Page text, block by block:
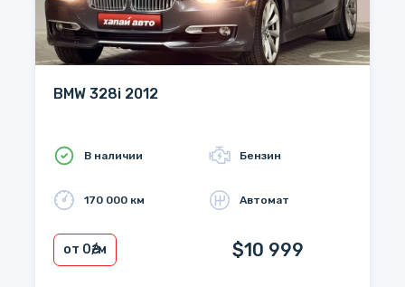
BMW 328i 2012
В наличии Бензин
170 000 км Автомат
от 0₴/м $10 999